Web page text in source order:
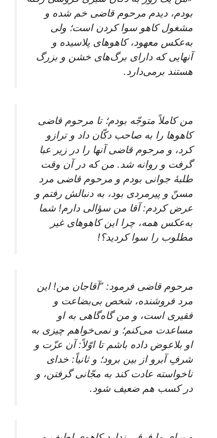
بودم‌، دیدم‌ مرحوم‌ قاضی‌ خم‌ شده‌ و
مشغول‌ کاهو سوا کردن‌ است‌؛ ولی‌
به‌عکس‌ معهود، کاهوهای‌ پلاسیده‌ و
آنهایی ‌که‌ دارای‌ برگ‌های‌ خشن‌ و بزرگ‌
هستند برمی‌دارد.
من‌ کاملاً متوجّه‌ بودم‌؛ تا مرحوم‌ قاضی‌
کاهوها را به صاحب‌ دکّان‌ داد و ترازو
کرد، و مرحوم‌ قاضی‌ آنها را در زیر عبا
گرفت‌ و روانه‌ شد. من‌ که‌ در آن‌ وقت‌
طلبۀ جوانی‌ بودم‌ و مرحوم‌ قاضی‌ مرد
مسنّ و پیرمردی‌ بود، به دنبالش‌ رفتم‌ و
عرض‌ کردم‌: آقا من‌ سؤالی‌ دارم‌! شما
به‌عکس‌ همه‌، چرا این‌ کاهوهای‌ غیر
مطلوب‌ را سوا کردید؟!
مرحوم‌ قاضی‌ فرمود: ”آقاجان‌ من‌! این‌
مرد فروشنده‌، شخص‌ بی‌بضاعت‌ و
فقیری‌ است‌، و من‌ گاه‌گاهی‌ به‌ او
مساعدت‌ می‌کنم‌؛ و نمی‌خواهم‌ چیزی‌ به‌
او بلاعوض‌ داده‌ باشم‌ تا اوّلاً: آن‌ عزّت‌ و
شرفِ آبرو از بین‌ برود؛ و ثانیاً: خدای‌
ناخواسته‌ عادت‌ کند به‌ مجّانی‌ گرفتن‌، و
در کسب‌ هم‌ ضعیف‌ شود.